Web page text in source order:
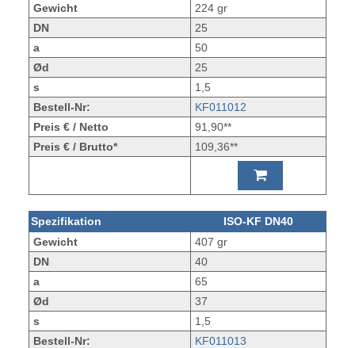
Gewicht
224 gr
DN
25
a
50
Ød
25
s
1,5
Bestell-Nr:
KF011012
Preis € / Netto
91,90**
Preis € / Brutto*
109,36**
Spezifikation
ISO-KF DN40
Gewicht
407 gr
DN
40
a
65
Ød
37
s
1,5
Bestell-Nr:
KF011013